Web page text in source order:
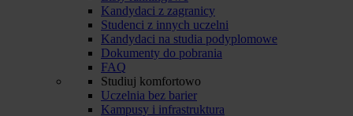
Kandydaci z zagranicy
Studenci z innych uczelni
Kandydaci na studia podyplomowe
Dokumenty do pobrania
FAQ
Studiuj komfortowo
Uczelnia bez barier
Kampusy i infrastruktura